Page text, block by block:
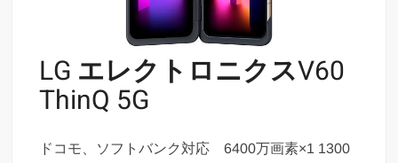
LG エレクトロニクスV60
ThinQ 5G
ドコモ、ソフトバンク対応 6400万画素×1 1300